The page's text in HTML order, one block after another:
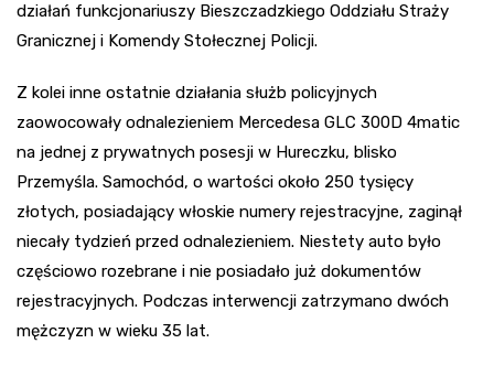
działań funkcjonariuszy Bieszczadzkiego Oddziału Straży
Granicznej i Komendy Stołecznej Policji.
Z kolei inne ostatnie działania służb policyjnych
zaowocowały odnalezieniem Mercedesa GLC 300D 4matic
na jednej z prywatnych posesji w Hureczku, blisko
Przemyśla. Samochód, o wartości około 250 tysięcy
złotych, posiadający włoskie numery rejestracyjne, zaginął
niecały tydzień przed odnalezieniem. Niestety auto było
częściowo rozebrane i nie posiadało już dokumentów
rejestracyjnych. Podczas interwencji zatrzymano dwóch
mężczyzn w wieku 35 lat.